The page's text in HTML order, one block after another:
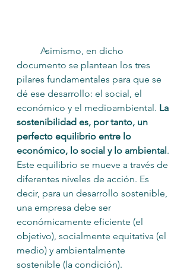
documento se plantean los tres
pilares fundamentales para que se
dé ese desarrollo: el social, el
económico y el medioambiental. La
sostenibilidad es, por tanto, un
perfecto equilibrio entre lo
económico, lo social y lo ambiental .
Este equilibrio se mueve a través de
diferentes niveles de acción. Es
decir, para un desarrollo sostenible,
una empresa debe ser
económicamente eficiente (el
objetivo), socialmente equitativa (el
medio) y ambientalmente
sostenible (la condición).